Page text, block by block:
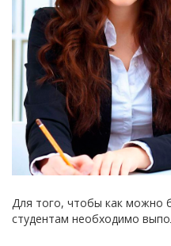
Для того, чтобы как можно
студентам необходимо